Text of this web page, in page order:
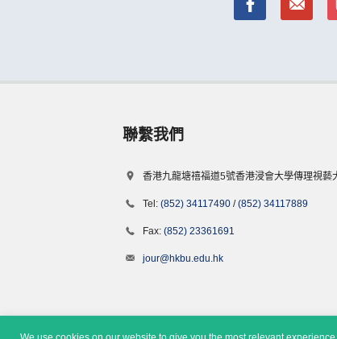
聯繫我們
香港九龍塘禧福道5號香港浸會大學傳理視藝
Tel: (852) 34117490 /(852) 34117889
Fax: (852) 23361691
jour@hkbu.edu.hk